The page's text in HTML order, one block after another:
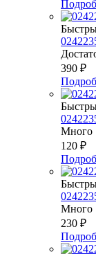
390 ₽
Много
120 ₽
Много
230 ₽